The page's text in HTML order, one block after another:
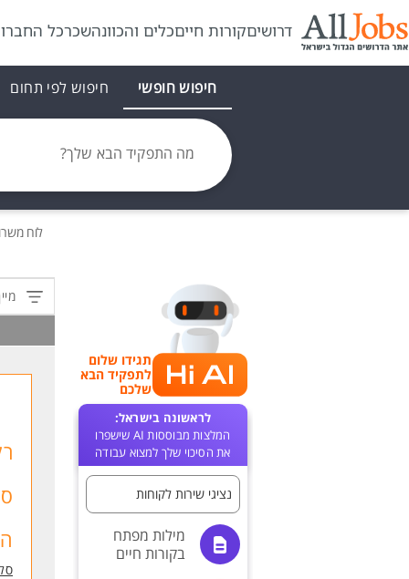
דרושיםקורות חייםכלים והכוונהשכרכל
חיפוש חופשי חיפוש לפי תחום
מה התפקיד הבא שלך?
לוח
תגידו שלום
לתפקיד הבא
שלכם
לראשונה בישראל:
המלצות מבוססות AI שישפרו
את הסיכוי שלך למצוא עבודה
נציגי שירות לקוחות
מילות מפתח
בקורות חיים